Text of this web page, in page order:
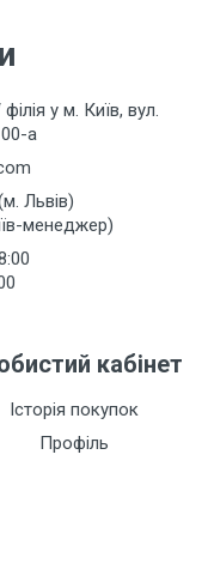
у м. Київ, вул.
а
Львів)
менеджер)
кабінет
Історія покупок
Профіль